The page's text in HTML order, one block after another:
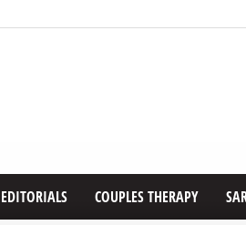
EDITORIALS COUPLES THERAPY